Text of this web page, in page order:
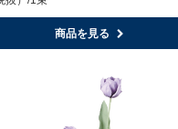
商品を見る